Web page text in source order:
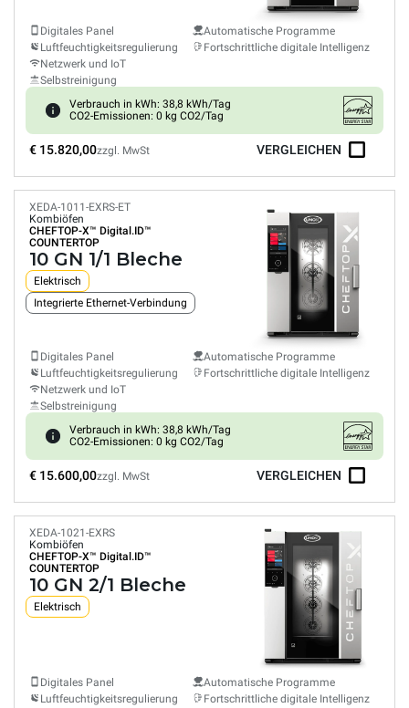
Digitales Panel
Luftfeuchtigkeitsregulierung
Netzwerk und IoT
Selbstreinigung
Automatische Programme
Fortschrittliche digitale Intelligenz
Verbrauch in kWh: 38,8 kWh/Tag
CO2-Emissionen: 0 kg CO2/Tag
€ 15.820,00zzgl. MwSt VERGLEICHEN
XEDA-1011-EXRS-ET
Kombiöfen
CHEFTOP-X™ Digital.ID™
COUNTERTOP
10 GN 1/1 Bleche
Elektrisch
Integrierte Ethernet-Verbindung
Digitales Panel
Luftfeuchtigkeitsregulierung
Netzwerk und IoT
Selbstreinigung
Automatische Programme
Fortschrittliche digitale Intelligenz
Verbrauch in kWh: 38,8 kWh/Tag
CO2-Emissionen: 0 kg CO2/Tag
€ 15.600,00zzgl. MwSt VERGLEICHEN
XEDA-1021-EXRS
Kombiöfen
CHEFTOP-X™ Digital.ID™
COUNTERTOP
10 GN 2/1 Bleche
Elektrisch
Digitales Panel
Luftfeuchtigkeitsregulierung
Automatische Programme
Fortschrittliche digitale Intelligenz